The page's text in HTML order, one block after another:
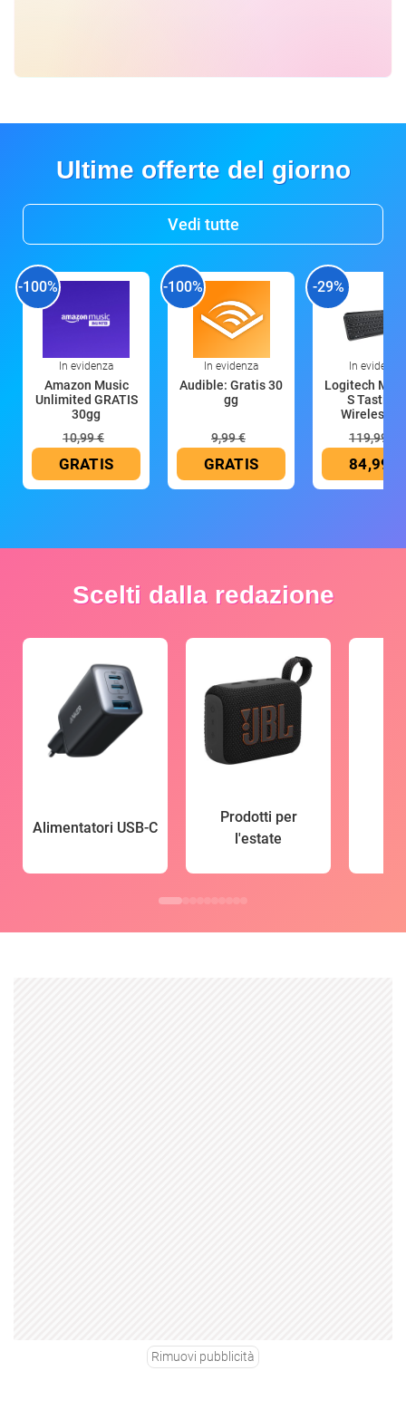
Ultime offerte del giorno
Vedi tutte
-100%
In evidenza
Amazon Music
Unlimited GRATIS
30gg
10,99 €
GRATIS
-100%
In evidenza
Audible: Gratis 30
gg
9,99 €
GRATIS
-29%
In evidenza
Logitech MX
S Tastiera
Wireless
119,99 €
84,99 €
Scelti dalla redazione
Alimentatori USB-C
Prodotti per
l'estate
Rimuovi pubblicità